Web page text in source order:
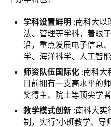
学科设置鲜明 :南科大以
法、管理等学科，着眼
沿，重点发展电子信息
学、海洋科学、人工智能
师资队伍国际化 :南科大
目前拥有一支高水平的
奖得主、院士等顶尖学者
教学模式创新 :南科大实
制，实行“小班教学、导